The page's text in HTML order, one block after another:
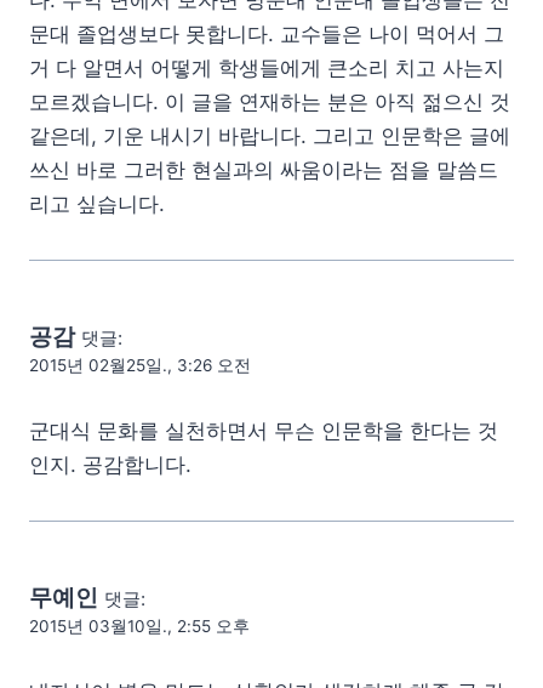
문대 졸업생보다 못합니다. 교수들은 나이 먹어서 그
거 다 알면서 어떻게 학생들에게 큰소리 치고 사는지
모르겠습니다. 이 글을 연재하는 분은 아직 젊으신 것
같은데, 기운 내시기 바랍니다. 그리고 인문학은 글에
쓰신 바로 그러한 현실과의 싸움이라는 점을 말씀드
리고 싶습니다.
공감 댓글:
2015년 02월25일., 3:26 오전
군대식 문화를 실천하면서 무슨 인문학을 한다는 것
인지. 공감합니다.
무예인 댓글:
2015년 03월10일., 2:55 오후